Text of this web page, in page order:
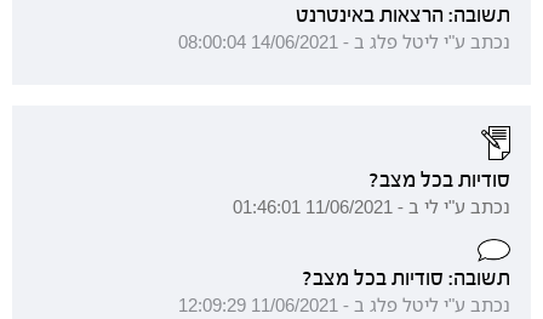
תשובה: הרצאות באינטרנט
נכתב ע"י ליטל פלג ב - 14/06/2021 08:00:04
סודיות בכל מצב?
נכתב ע"י לי ב - 11/06/2021 01:46:01
תשובה: סודיות בכל מצב?
נכתב ע"י ליטל פלג ב - 11/06/2021 12:09:29